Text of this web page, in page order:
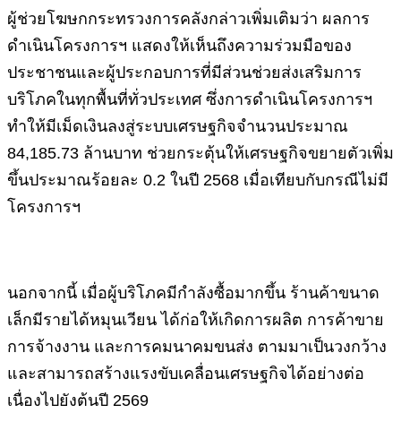
ผู้ช่วยโฆษกกระทรวงการคลังกล่าวเพิ่มเติมว่า ผลการ
ดำเนินโครงการฯ แสดงให้เห็นถึงความร่วมมือของ
ประชาชนและผู้ประกอบการที่มีส่วนช่วยส่งเสริมการ
บริโภคในทุกพื้นที่ทั่วประเทศ ซึ่งการดำเนินโครงการฯ
ทำให้มีเม็ดเงินลงสู่ระบบเศรษฐกิจจำนวนประมาณ
84,185.73 ล้านบาท ช่วยกระตุ้นให้เศรษฐกิจขยายตัวเพิ่ม
ขึ้นประมาณร้อยละ 0.2 ในปี 2568 เมื่อเทียบกับกรณีไม่มี
โครงการฯ
นอกจากนี้ เมื่อผู้บริโภคมีกำลังซื้อมากขึ้น ร้านค้าขนาด
เล็กมีรายได้หมุนเวียน ได้ก่อให้เกิดการผลิต การค้าขาย
การจ้างงาน และการคมนาคมขนส่ง ตามมาเป็นวงกว้าง
และสามารถสร้างแรงขับเคลื่อนเศรษฐกิจได้อย่างต่อ
เนื่องไปยังต้นปี 2569